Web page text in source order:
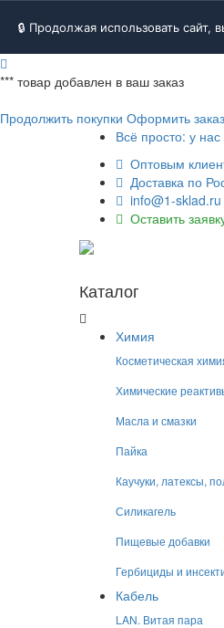
🔒 Продолжая использовать сайт,
*** товар добавлен в ваш заказ
Продолжить покупки Оформить заказ
Всё просто: у
Оптовым
Доставка по
info@1-sklad.ru
Оставить
Каталог
Химия
Косметическая
Химические
Масла и смазки
Пайка
Каучуки, латексы,
Силикагель
Пищевые добавки
Гербициды и
Кабель
LAN. Витая пара